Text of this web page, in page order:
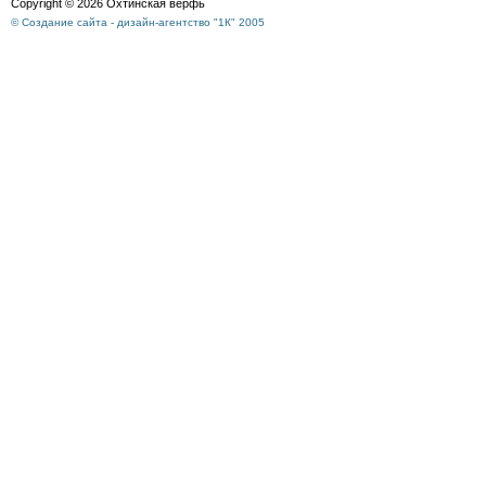
Copyright © 2026 Охтинская верфь
© Создание сайта - дизайн-агентство "1К" 2005